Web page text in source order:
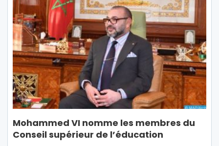
Mohammed VI nomme les membres du
Conseil supérieur de l’éducation